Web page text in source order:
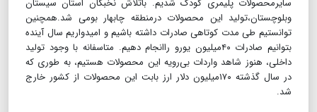
وبلوچستان،تولید این محصولات درمنطقه چابهار بومی شد.همچنین
توانستیم طی مدت کوتاهی صادرات داشته باشیم و امیدواریم سال آینده
بتوانیم صادرات ۴۰میلیون یورو راانجام دهیم. متاسفانه با وجود تولید
داخلی، هنوز شاهد واردات بی‌رویه این محصولات هستیم، به طوری که
در سال گذشته ۱۷۰میلیون دلار ارز بابت این محصولات از کشور خارج
شد.